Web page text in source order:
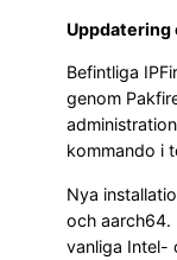
Uppdatering
Befintliga
genom
kommando i
Nya
och aarch64.
vanliga Intel-